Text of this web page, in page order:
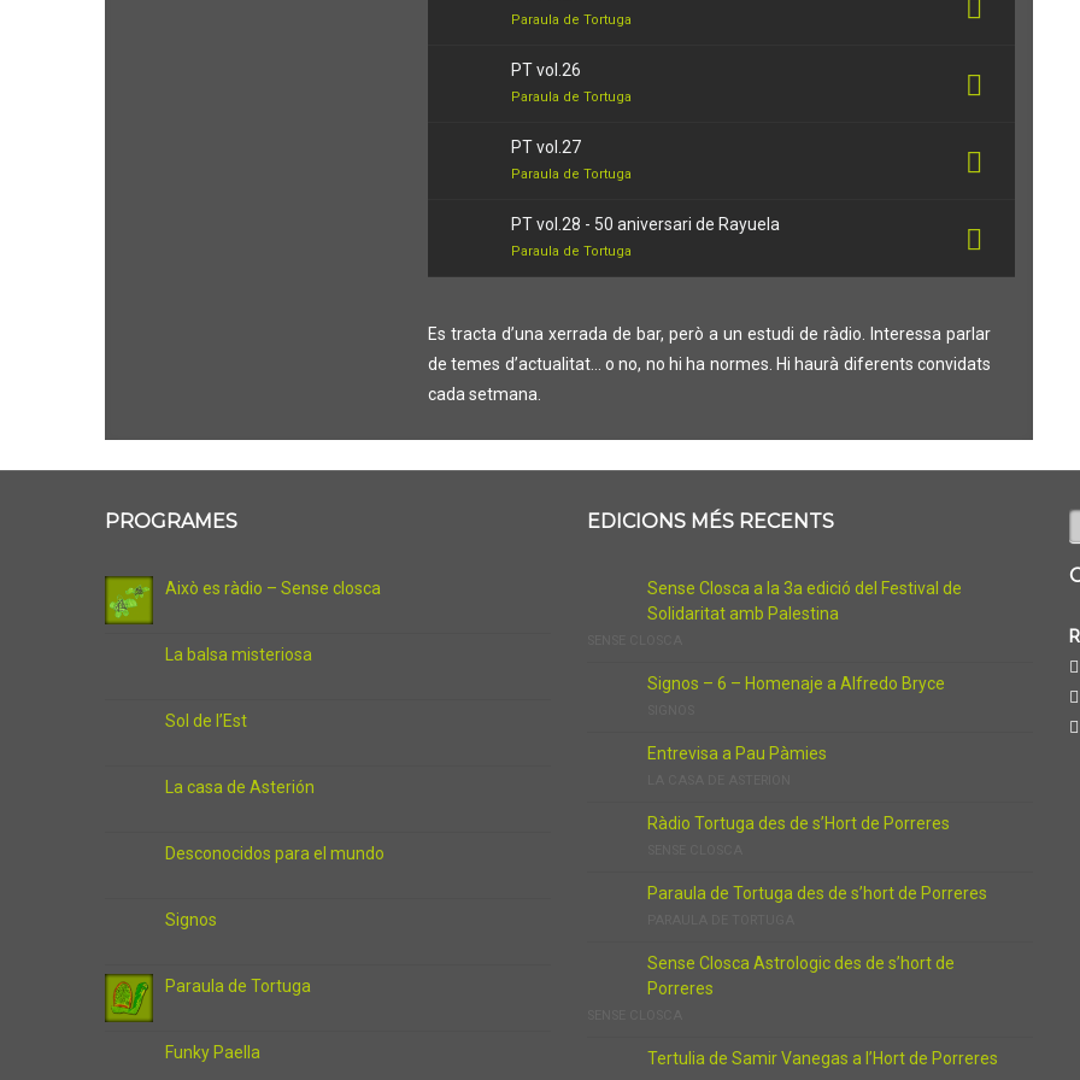
Paraula de Tortuga
PT vol.26
Paraula de Tortuga
PT vol.27
Paraula de Tortuga
PT vol.28 - 50 aniversari de Rayuela
Paraula de Tortuga
Es tracta d’una xerrada de bar, però a un estudi de ràdio. Interessa parlar
de temes d’actualitat… o no, no hi ha normes. Hi haurà diferents convidats
cada setmana.
PROGRAMES
Això es ràdio – Sense closca
La balsa misteriosa
Sol de l’Est
La casa de Asterión
Desconocidos para el mundo
Signos
Paraula de Tortuga
Funky Paella
EDICIONS MÉS RECENTS
Sense Closca a la 3a edició del Festival de
Solidaritat amb Palestina
Signos – 6 – Homenaje a Alfredo Bryce
Entrevisa a Pau Pàmies
Ràdio Tortuga des de s’Hort de Porreres
Paraula de Tortuga des de s’hort de Porreres
Sense Closca Astrologic des de s’hort de
Porreres
Tertulia de Samir Vanegas a l’Hort de Porreres